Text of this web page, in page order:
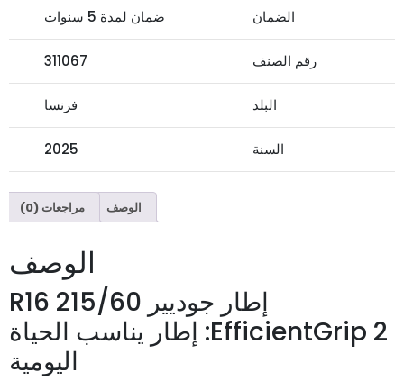
الضمان ضمان لمدة 5 سنوات
رقم الصنف 311067
البلد فرنسا
السنة 2025
الوصف مراجعات (0)
الوصف
إطار جوديير 215/60 R16
EfficientGrip 2: إطار يناسب الحياة
اليومية